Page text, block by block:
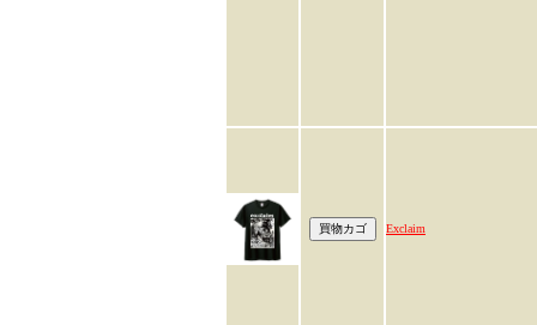
Exclaim